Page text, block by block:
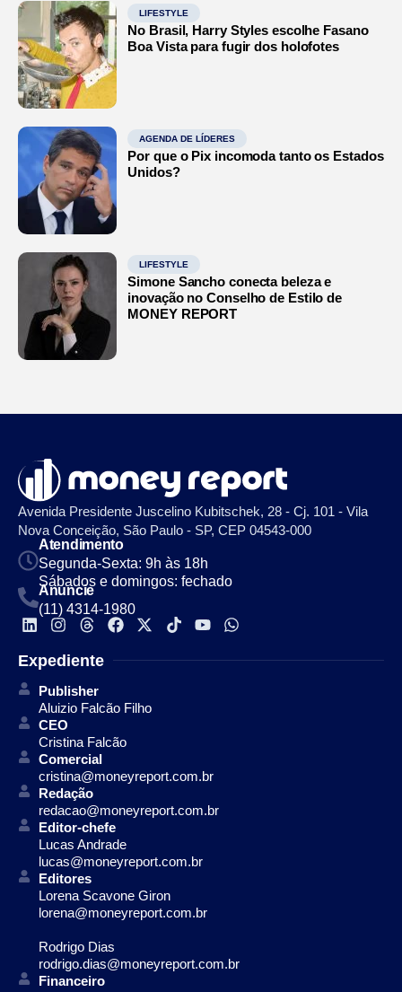
LIFESTYLE
No Brasil, Harry Styles escolhe Fasano
Boa Vista para fugir dos holofotes
AGENDA DE LÍDERES
Por que o Pix incomoda tanto os Estados
Unidos?
LIFESTYLE
Simone Sancho conecta beleza e
inovação no Conselho de Estilo de
MONEY REPORT
Avenida Presidente Juscelino Kubitschek, 28 - Cj. 101 - Vila
Nova Conceição, São Paulo - SP, CEP 04543-000
Atendimento
Segunda-Sexta: 9h às 18h
Sábados e domingos: fechado
Anuncie
(11) 4314-1980
Expediente
Publisher
Aluizio Falcão Filho
CEO
Cristina Falcão
Comercial
cristina@moneyreport.com.br
Redação
redacao@moneyreport.com.br
Editor-chefe
Lucas Andrade
lucas@moneyreport.com.br
Editores
Lorena Scavone Giron
lorena@moneyreport.com.br
Rodrigo Dias
rodrigo.dias@moneyreport.com.br
Financeiro